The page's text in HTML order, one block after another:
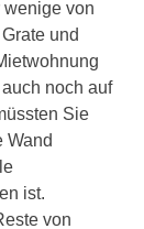
wenige von
und
noch auf
Sie
Wand
ist.
von